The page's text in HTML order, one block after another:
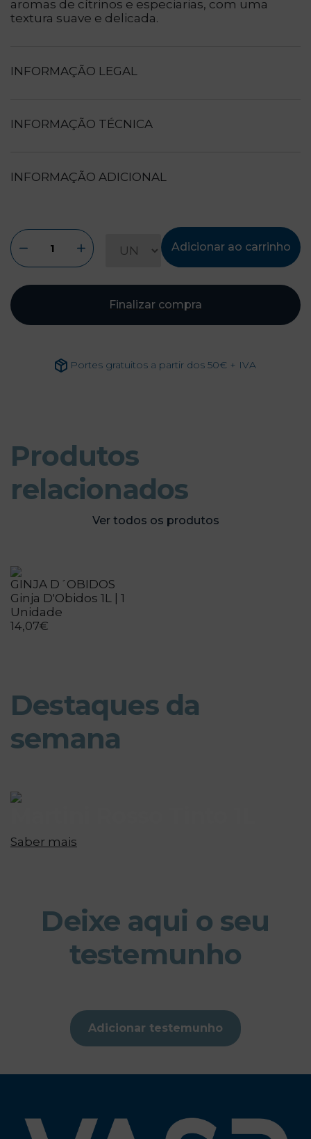
aromas de cítrinos e especiarias, com uma
textura suave e delicada.
INFORMAÇÃO LEGAL
INFORMAÇÃO TÉCNICA
INFORMAÇÃO ADICIONAL
Adicionar ao carrinho
Finalizar compra
Portes gratuitos a partir dos 50€ + IVA
Produtos
relacionados
Ver todos os produtos
GINJA D´OBIDOS
Ginja D'Obidos 1L | 1
Unidade
14,07€
Destaques da
semana
Saber mais
Deixe aqui o seu
testemunho
Adicionar testemunho